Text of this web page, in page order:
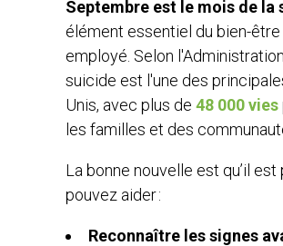
Septembre est le mois de la
élément essentiel du bien-
employé. Selon
suicide est l'une des
Unis, avec plus de 48 000 vies
les familles et des
La bonne nouvelle est qu’il
pouvez aider :
Reconnaître les signes